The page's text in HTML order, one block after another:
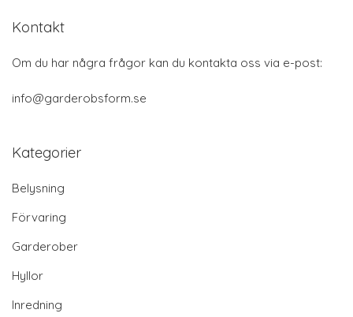
Kontakt
Om du har några frågor kan du kontakta oss via e-post:
info@garderobsform.se
Kategorier
Belysning
Förvaring
Garderober
Hyllor
Inredning